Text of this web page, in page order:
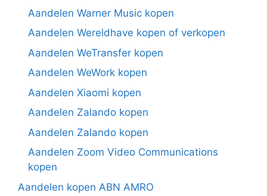
Aandelen Warner Music kopen
Aandelen Wereldhave kopen of verkopen
Aandelen WeTransfer kopen
Aandelen WeWork kopen
Aandelen Xiaomi kopen
Aandelen Zalando kopen
Aandelen Zalando kopen
Aandelen Zoom Video Communications
kopen
Aandelen kopen ABN AMRO